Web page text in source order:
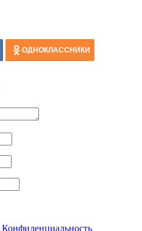
ОДНОКЛАССНИКИ
Конфиденциальность